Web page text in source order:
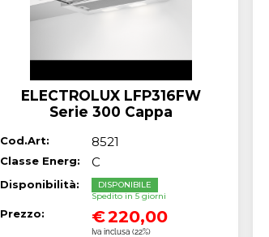
ELECTROLUX LFP316FW
Serie 300 Cappa
CLASSE ^C - OUTLET
Cod.Art: 8521
Classe Energ: C
Disponibilità:
DISPONIBILE
Spedito in 5 giorni
Prezzo: €220,00
Iva inclusa (22%)